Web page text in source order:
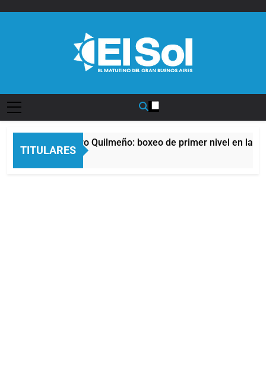
TITULARES
noche del Afro Quilmeño: boxeo de primer nivel en la sede
Horas Atrás